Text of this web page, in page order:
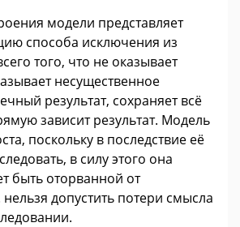
модели представляет
способа исключения из
того, что не оказывает
несущественное
результат, сохраняет всё
зависит результат. Модель
поскольку в последствие её
в силу этого она
быть оторванной от
нельзя допустить потери смысла